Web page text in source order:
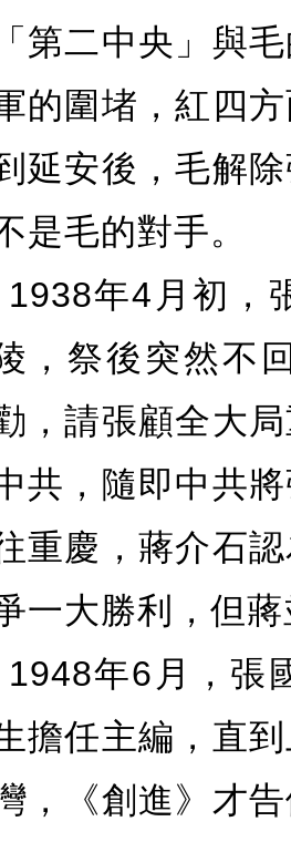
「第二中央」與
的圍堵，紅四
延安後，毛解
是毛的對手。
1938年4 月初，
，祭後突然不
，請張顧全大
共，隨即中共
重慶，蔣介石
一大勝利，但
1948年6 月，張
擔任主編，直
，《創進》才